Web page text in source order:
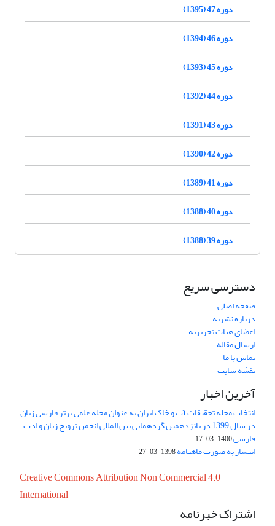
دوره 47 (1395)
دوره 46 (1394)
دوره 45 (1393)
دوره 44 (1392)
دوره 43 (1391)
دوره 42 (1390)
دوره 41 (1389)
دوره 40 (1388)
دوره 39 (1388)
دسترسی سریع
صفحه اصلی
درباره نشریه
اعضای هیات تحریریه
ارسال مقاله
تماس با ما
نقشه سایت
آخرین اخبار
انتخاب مجله تحقیقات آب و خاک ایران به عنوان مجله علمی برتر فارسی زبان
در سال 1399 در پانزدهمین گردهمایی بین المللی انجمن ترویج زبان و ادب
فارسی1400-03-17
انتشار به صورت ماهنامه1398-03-27
Creative Commons Attribution Non Commercial 4.0
International
اشتراک خبرنامه